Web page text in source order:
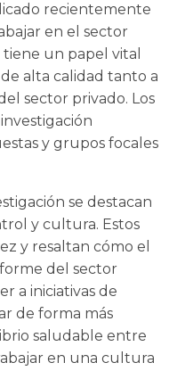
recientemente
en el sector
un papel vital
alta calidad tanto a
sector privado. Los
y grupos focales
se destacan
y cultura. Estos
y resaltan cómo el
del sector
a iniciativas de
de forma más
saludable entre
en una cultura